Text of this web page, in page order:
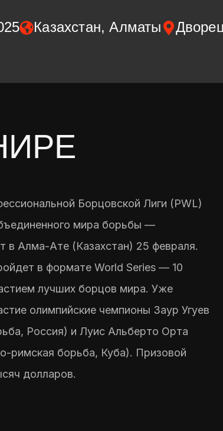
Казахстан, Алматы
Борцовской Лиги (PWL)
мира борьбы —
в Алма-Ате (Казахстан) 25 февраля.
в формате World Series — 10
лучших борцов мира. Уже
олимпийские чемпионы Заур Угуев
Россия) и Луис Альберто Орта
римская борьба, Куба). Призовой
долларов.